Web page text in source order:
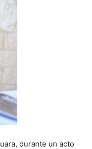
durante un acto